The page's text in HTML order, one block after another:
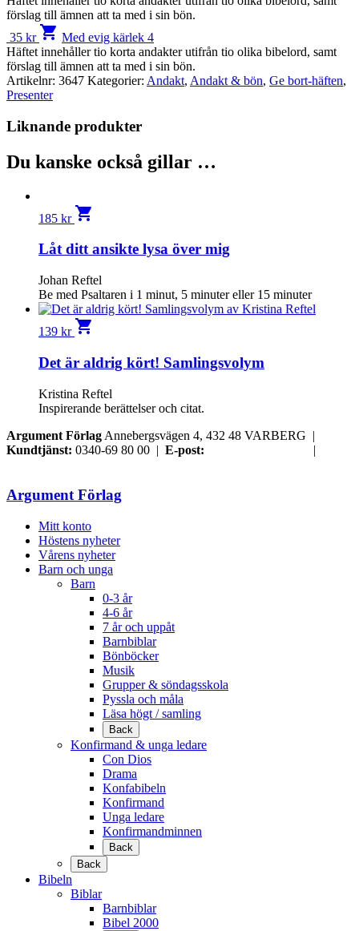
förslag till ämnen att ta med i sin bön.
35 kr shopping_cart Med evig kärlek 4
Häftet inne­håller tio korta andakter utifrån tio olika bibelord, samt
förslag till ämnen att ta med i sin bön.
Artikelnr: 3647 Kategorier: Andakt, Andakt & bön, Ge bort-häften,
Presenter
Liknande produkter
Du kanske också gillar …
185 kr shopping_cart
Låt ditt ansikte lysa över mig
Johan Reftel
Be med Psaltaren i 1 minut, 5 minuter eller 15 minuter
139 kr shopping_cart
Det är aldrig kört! Samlingsvolym
Kristina Reftel
Inspirerande berättelser och citat.
Argument Förlag Annebergsvägen 4, 432 48 VARBERG |
Kundtjänst: 0340-69 80 00 | E-post:
|
Argument Förlag
Mitt konto
Höstens nyheter
Vårens nyheter
Barn och unga
Barn
0-3 år
4-6 år
7 år och uppåt
Barnbiblar
Bönböcker
Musik
Grupper & söndagsskola
Pyssla och måla
Läsa högt / samling
Back
Konfirmand & unga ledare
Con Dios
Drama
Konfabibeln
Konfirmand
Unga ledare
Konfirmandminnen
Back
Back
Bibeln
Biblar
Barnbiblar
Bibel 2000